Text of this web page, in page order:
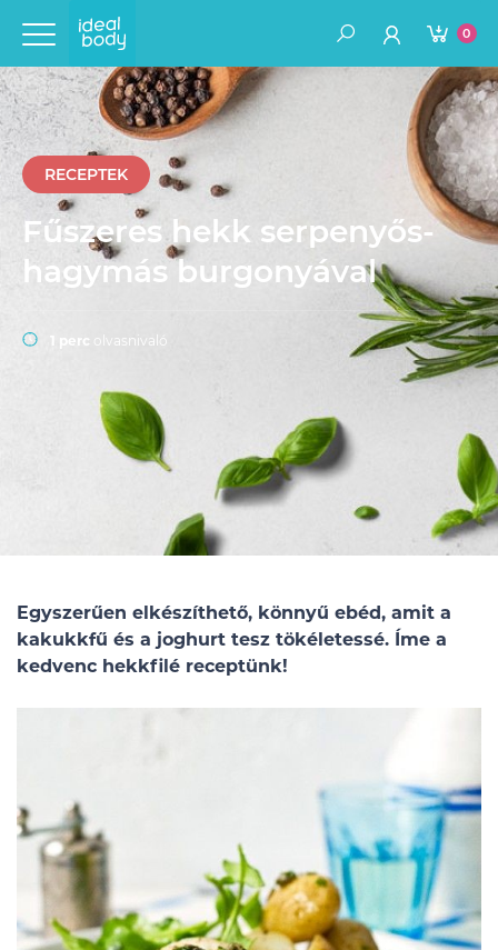
0
RECEPTEK
Fűszeres hekk serpenyős-
hagymás burgonyával
1 perc olvasnivaló
Egyszerűen elkészíthető, könnyű ebéd, amit a
kakukkfű és a joghurt tesz tökéletessé. Íme a
kedvenc hekkfilé receptünk!